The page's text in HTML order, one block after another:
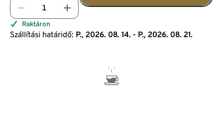
Raktáron
Szállítási határidő: P., 2026. 08. 14. - P., 2026. 08. 21.